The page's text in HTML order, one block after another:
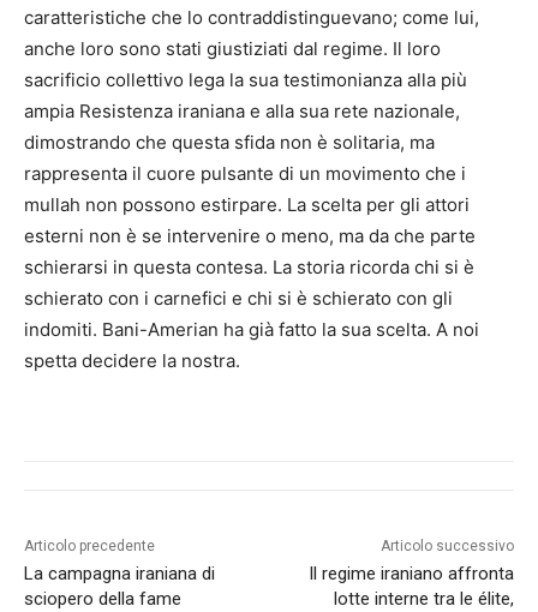
caratteristiche che lo contraddistinguevano; come lui,
anche loro sono stati giustiziati dal regime. Il loro
sacrificio collettivo lega la sua testimonianza alla più
ampia Resistenza iraniana e alla sua rete nazionale,
dimostrando che questa sfida non è solitaria, ma
rappresenta il cuore pulsante di un movimento che i
mullah non possono estirpare. La scelta per gli attori
esterni non è se intervenire o meno, ma da che parte
schierarsi in questa contesa. La storia ricorda chi si è
schierato con i carnefici e chi si è schierato con gli
indomiti. Bani-Amerian ha già fatto la sua scelta. A noi
spetta decidere la nostra.
Articolo precedente
La campagna iraniana di
sciopero della fame
Articolo successivo
Il regime iraniano affronta
lotte interne tra le élite,